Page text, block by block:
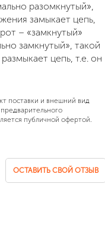
разомкнутый»,
замыкает цепь,
– «замкнутый»
замкнутый», такой
цепь, т.е. он
поставки и внешний вид
публичной офертой.
ОСТАВИТЬ СВОЙ ОТЗЫВ